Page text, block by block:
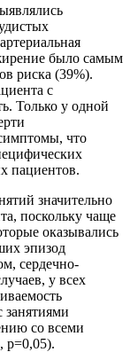
было самым
риска (39%).
с
Только у одной
что
пациентов.
значительно
поскольку чаще
оказывались
эпизод
сердечно-
у всех
со всеми
р=0,05).